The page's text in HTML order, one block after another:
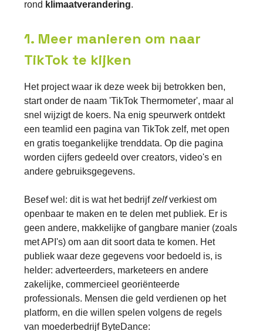
rond klimaatverandering.
1. Meer manieren om naar
TikTok te kijken
Het project waar ik deze week bij betrokken ben,
start onder de naam 'TikTok Thermometer', maar al
snel wijzigt de koers. Na enig speurwerk ontdekt
een teamlid een pagina van TikTok zelf, met open
en gratis toegankelijke trenddata. Op die pagina
worden cijfers gedeeld over creators, video's en
andere gebruiksgegevens.
Besef wel: dit is wat het bedrijfzelfverkiest om
openbaar te maken en te delen met publiek. Er is
geen andere, makkelijke of gangbare manier (zoals
met API's) om aan dit soort data te komen. Het
publiek waar deze gegevens voor bedoeld is, is
helder: adverteerders, marketeers en andere
zakelijke, commercieel georiënteerde
professionals. Mensen die geld verdienen op het
platform, en die willen spelen volgens de regels
van moederbedrijf ByteDance: